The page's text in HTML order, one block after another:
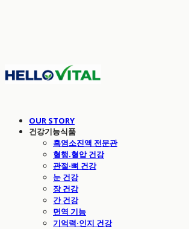
OUR STORY
건강기능식품
흑염소진액 전문관
혈행.혈압 건강
관절·뼈 건강
눈 건강
장 건강
간 건강
면역 기능
기억력·인지 건강